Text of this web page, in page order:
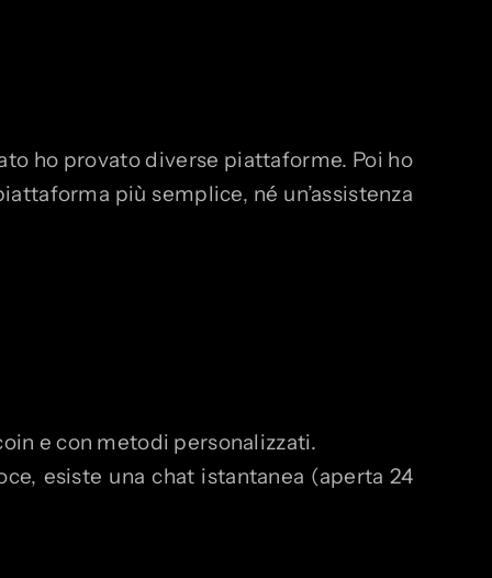
ho provato diverse piattaforme. Poi ho
più semplice, né un’assistenza
e con metodi personalizzati.
esiste una chat istantanea (aperta 24